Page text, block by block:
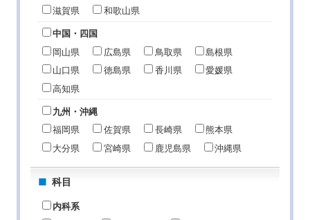
滋賀県 和歌山県
中国・四国
岡山県 広島県 鳥取県 島根県
山口県 徳島県 香川県 愛媛県
高知県
九州・沖縄
福岡県 佐賀県 長崎県 熊本県
大分県 宮崎県 鹿児島県 沖縄県
科目
内科系